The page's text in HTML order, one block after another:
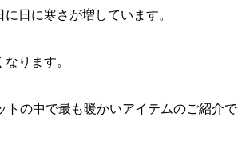
日に寒さが増しています。
ります。
の中で最も暖かいアイテムのご紹介で